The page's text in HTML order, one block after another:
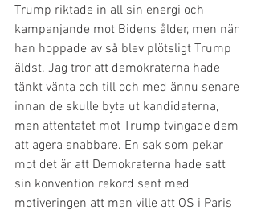
Trump riktade in all sin energi och
kampanjande mot Bidens ålder, men när
han hoppade av så blev plötsligt Trump
äldst. Jag tror att demokraterna hade
tänkt vänta och till och med ännu senare
innan de skulle byta ut kandidaterna,
men attentatet mot Trump tvingade dem
att agera snabbare. En sak som pekar
mot det är att Demokraterna hade satt
sin konvention rekord sent med
motiveringen att man ville att OS i Paris